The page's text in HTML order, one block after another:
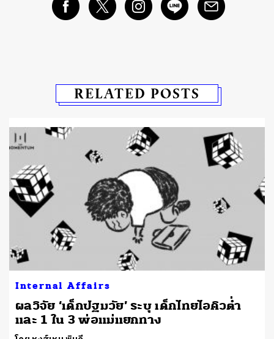
RELATED POSTS
Internal Affairs
ผลวิจัย ‘เด็กปฐมวัย’ ระบุ เด็กไทยไอคิวต่ำ
และ 1 ใน 3 พ่อแม่แยกทาง